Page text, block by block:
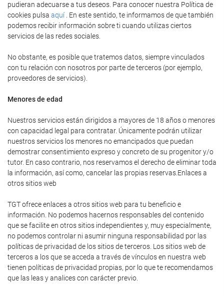
pudieran adecuarse a tus deseos. Para conocer nuestra Política de
cookies pulsa aquí . En este sentido, te informamos de que también
podemos recibir información sobre ti cuando utilizas ciertos
servicios de las redes sociales.
No obstante, es posible que tratemos datos, siempre vinculados
con tu relación con nosotros por parte de terceros (por ejemplo,
proveedores de servicios).
Menores de edad
Nuestros servicios están dirigidos a mayores de 18 años o menores
con capacidad legal para contratar. Únicamente podrán utilizar
nuestros servicios los menores no emancipados que puedan
demostrar consentimiento expreso y concreto de su progenitor y/o
tutor. En caso contrario, nos reservamos el derecho de eliminar toda
la información, así como, cancelar las propias reservas.Enlaces a
otros sitios web
TGT ofrece enlaces a otros sitios web para tu beneficio e
información. No podemos hacernos responsables del contenido
que se facilite en otros sitios independientes y, muy especialmente,
no podemos controlar ni asumir ninguna responsabilidad por las
políticas de privacidad de los sitios de terceros. Los sitios web de
terceros a los que se acceda a través de vínculos en nuestra web
tienen políticas de privacidad propias, por lo que te recomendamos
que las leas y analices con carácter previo.